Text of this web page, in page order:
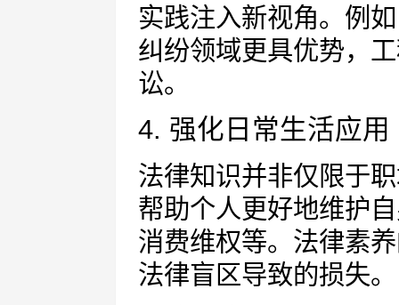
实践注入新视角。例
纠纷领域更具优势，
讼。
4. 强化日常生活应用
法律知识并非仅限于
帮助个人更好地维护
消费维权等。法律素
法律盲区导致的损失。